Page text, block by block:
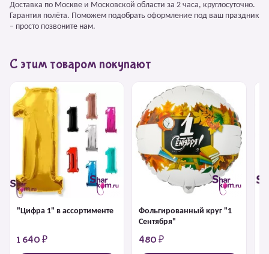
Доставка по Москве и Московской области за 2 часа, круглосуточно.
Гарантия полёта. Поможем подобрать оформление под ваш праздник
– просто позвоните нам.
С этим товаром покупают
"Цифра 1" в ассортименте
1 640 ₽
Фольгированный круг "1
Сентября"
480 ₽